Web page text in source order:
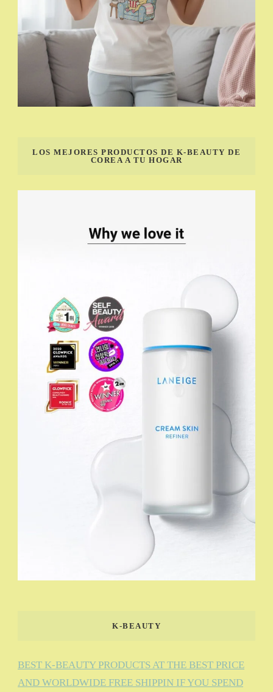
LOS MEJORES PRODUCTOS DE K-BEAUTY DE
COREA A TU HOGAR
K-BEAUTY
BEST K-BEAUTY PRODUCTS AT THE BEST PRICE
AND WORLDWIDE FREE SHIPPIN IF YOU SPEND